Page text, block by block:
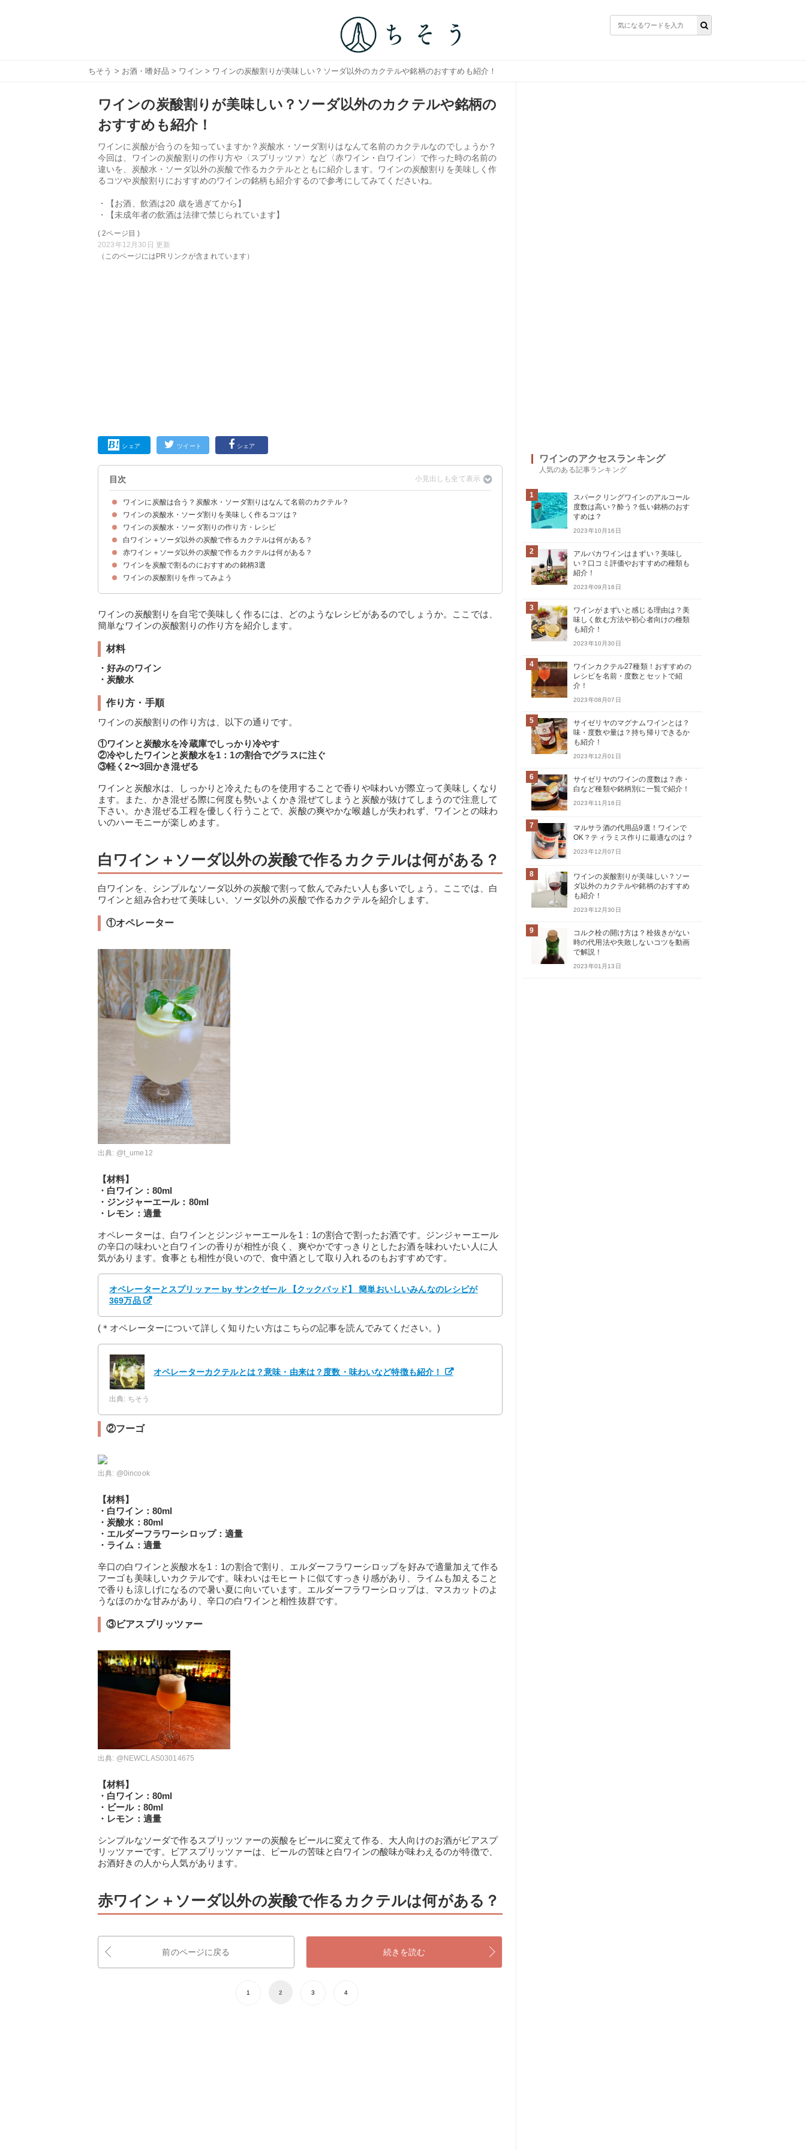
ちそう > お酒・嗜好品 > ワイン > ワインの炭酸割りが美味しい？ソーダ以外のカクテルや銘柄のおすすめも紹介！
ワインの炭酸割りが美味しい？ソーダ以外のカクテルや銘柄の
おすすめも紹介！
ワインに炭酸が合うのを知っていますか？炭酸水・ソーダ割りはなんて名前のカクテルなのでしょうか？
今回は、ワインの炭酸割りの作り方や〈スプリッツァ〉など〈赤ワイン・白ワイン〉で作った時の名前の
違いを、炭酸水・ソーダ以外の炭酸で作るカクテルとともに紹介します。ワインの炭酸割りを美味しく作
るコツや炭酸割りにおすすめのワインの銘柄も紹介するので参考にしてみてくださいね。
・【お酒、飲酒は20 歳を過ぎてから】
・【未成年者の飲酒は法律で禁じられています】
( 2ページ目 )
2023年12月30日 更新
（このページにはPRリンクが含まれています）
シェア ツイート シェア
目次
ワインに炭酸は合う？炭酸水・ソーダ割りはなんて名前のカクテル？
白ワイン＋炭酸水はスプリッツァー、赤ワイン＋炭酸水はスプリッツァー・ルージュというカクテル
ワインに炭酸がおすすめな理由
最初から炭酸の入ってるワインもある
ワインの炭酸水・ソーダ割りを美味しく作るコツは？
①ワインと炭酸水の割合・混ぜ方
②ワインの選び方
③炭酸水・ソーダの選び方
ワインの炭酸水・ソーダ割りの作り方・レシピ
材料
作り方・手順
白ワイン＋ソーダ以外の炭酸で作るカクテルは何がある？
①オペレーター
②フーゴ
③ビアスプリッツァー
赤ワイン＋ソーダ以外の炭酸で作るカクテルは何がある？
①ティント・デ・ベラーノ
②カリモーチョ
③キティ
ワインを炭酸で割るのにおすすめの銘柄3選
①ドメーヌ・ド・ラ・ドゥナンテ ブルゴーニュ・シャルドネ｜ドメーヌ（2400円）
②ダークホース シャルドネ｜E.&J.ガロ ワイナリー（1243円）
③モンテ・ジャーノ｜ラモン・ビルバオ（924円）
ワインの炭酸割りを作ってみよう
ワインの炭酸割りを自宅で美味しく作るには、どのようなレシピがあるのでしょうか。ここでは、
簡単なワインの炭酸割りの作り方を紹介します。
材料
・好みのワイン
・炭酸水
作り方・手順
ワインの炭酸割りの作り方は、以下の通りです。
①ワインと炭酸水を冷蔵庫でしっかり冷やす
②冷やしたワインと炭酸水を1：1の割合でグラスに注ぐ
③軽く2〜3回かき混ぜる
ワインと炭酸水は、しっかりと冷えたものを使用することで香りや味わいが際立って美味しくなり
ます。また、かき混ぜる際に何度も勢いよくかき混ぜてしまうと炭酸が抜けてしまうので注意して
下さい。かき混ぜる工程を優しく行うことで、炭酸の爽やかな喉越しが失われず、ワインとの味わ
いのハーモニーが楽しめます。
白ワイン＋ソーダ以外の炭酸で作るカクテルは何がある？
白ワインを、シンプルなソーダ以外の炭酸で割って飲んでみたい人も多いでしょう。ここでは、白
ワインと組み合わせて美味しい、ソーダ以外の炭酸で作るカクテルを紹介します。
①オペレーター
出典: @t_ume12
【材料】
・白ワイン：80ml
・ジンジャーエール：80ml
・レモン：適量
オペレーターは、白ワインとジンジャーエールを1：1の割合で割ったお酒です。ジンジャーエール
の辛口の味わいと白ワインの香りが相性が良く、爽やかですっきりとしたお酒を味わいたい人に人
気があります。食事とも相性が良いので、食中酒として取り入れるのもおすすめです。
オペレーターとスプリッァー by サンクゼール 【クックパッド】 簡単おいしいみんなのレシピが
369万品
(＊オペレーターについて詳しく知りたい方はこちらの記事を読んでみてください。)
オペレーターカクテルとは？意味・由来は？度数・味わいなど特徴も紹介！
出典: ちそう
②フーゴ
出典: @0incook
【材料】
・白ワイン：80ml
・炭酸水：80ml
・エルダーフラワーシロップ：適量
・ライム：適量
辛口の白ワインと炭酸水を1：1の割合で割り、エルダーフラワーシロップを好みで適量加えて作る
フーゴも美味しいカクテルです。味わいはモヒートに似てすっきり感があり、ライムも加えること
で香りも涼しげになるので暑い夏に向いています。エルダーフラワーシロップは、マスカットのよ
うなほのかな甘みがあり、辛口の白ワインと相性抜群です。
③ビアスプリッツァー
出典: @NEWCLAS03014675
【材料】
・白ワイン：80ml
・ビール：80ml
・レモン：適量
シンプルなソーダで作るスプリッツァーの炭酸をビールに変えて作る、大人向けのお酒がビアスプ
リッツァーです。ビアスプリッツァーは、ビールの苦味と白ワインの酸味が味わえるのが特徴で、
お酒好きの人から人気があります。
赤ワイン＋ソーダ以外の炭酸で作るカクテルは何がある？
前のページに戻る 続きを読む
1 2 3 4
ワインのアクセスランキング
人気のある記事ランキング
1
スパークリングワインのアルコール
度数は高い？酔う？低い銘柄のおす
すめは？
2023年10月16日
2
アルパカワインはまずい？美味し
い？口コミ評価やおすすめの種類も
紹介！
2023年09月16日
3
ワインがまずいと感じる理由は？美
味しく飲む方法や初心者向けの種類
も紹介！
2023年10月30日
4
ワインカクテル27種類！おすすめの
レシピを名前・度数とセットで紹
介！
2023年08月07日
5
サイゼリヤのマグナムワインとは？
味・度数や量は？持ち帰りできるか
も紹介！
2023年12月01日
6
サイゼリヤのワインの度数は？赤・
白など種類や銘柄別に一覧で紹介！
2023年11月16日
7
マルサラ酒の代用品9選！ワインで
OK？ティラミス作りに最適なのは？
2023年12月07日
8
ワインの炭酸割りが美味しい？ソー
ダ以外のカクテルや銘柄のおすすめ
も紹介！
2023年12月30日
9
コルク栓の開け方は？栓抜きがない
時の代用法や失敗しないコツを動画
で解説！
2023年01月13日